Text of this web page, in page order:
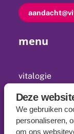
Deze
We gebruiken
personaliseren,
om ons
menu
vitalogie
opleidingen
kennis